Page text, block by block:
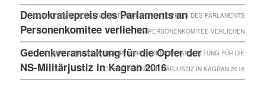
Demokratiepreis des Parlaments an
Personenkomitee verliehen
KOMMENTARE DEAKTIVIERTFÜR DEMOKRATIEPREIS DES PARLAMENTS
AN PERSONENKOMITEE VERLIEHEN
Gedenkveranstaltung für die Opfer der
NS-Militärjustiz in Kagran 2016
KOMMENTARE DEAKTIVIERTFÜR GEDENKVERANSTALTUNG FÜR DIE
OPFER DER NS-MILITÄRJUSTIZ IN KAGRAN 2016